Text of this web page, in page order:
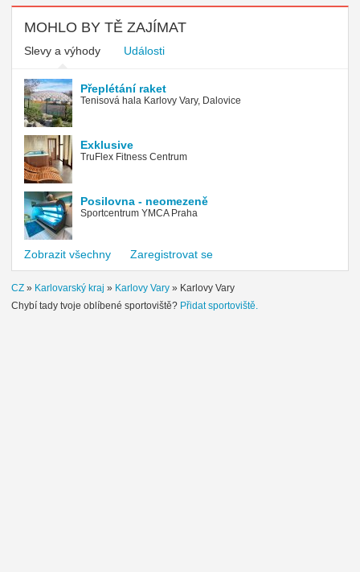
MOHLO BY TĚ ZAJÍMAT
Slevy a výhody Události
Přeplétání raket
Tenisová hala Karlovy Vary, Dalovice
Exklusive
TruFlex Fitness Centrum
Posilovna - neomezeně
Sportcentrum YMCA Praha
Zobrazit všechny Zaregistrovat se
CZ » Karlovarský kraj » Karlovy Vary » Karlovy Vary
Chybí tady tvoje oblíbené sportoviště? Přidat sportoviště.